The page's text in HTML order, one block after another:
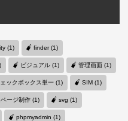
(1) finder (1)
ビジュアル (1) 管理画面 (1)
ックボックス単一 (1) SIM (1)
ージ制作 (1) svg (1)
phpmyadmin (1)